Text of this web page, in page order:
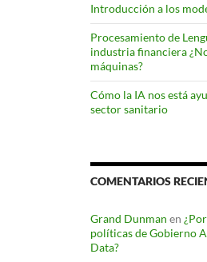
Introducción a los
Procesamiento de
industria financiera
máquinas?
Cómo la IA nos está
sector sanitario
COMENTARIOS
Grand Dunman en
políticas de Gobierno
Data?